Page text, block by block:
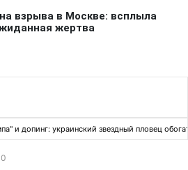
и допинг: украинский звездный пловец